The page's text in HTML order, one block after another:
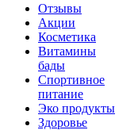
Отзывы
Акции
Косметика
Витамины
бады
Спортивное
питание
Эко продукты
Здоровье